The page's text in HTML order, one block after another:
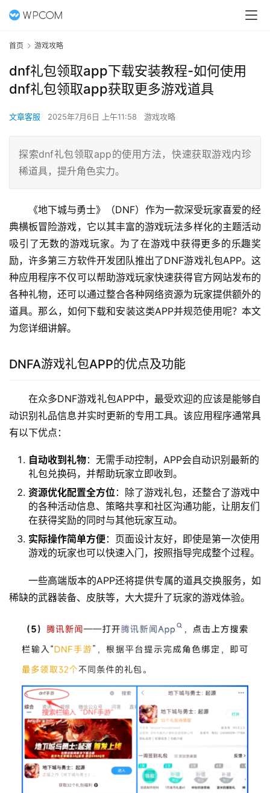
首页 游戏攻略
dnf礼包领取app下载安装教程-如何使用
dnf礼包领取app获取更多游戏道具
文章客服 2025年7月6日 上午11:58 游戏攻略
探索dnf礼包领取app的使用方法，快速获取游戏内珍
稀道具，提升角色实力。
《地下城与勇士》（DNF）作为一款深受玩家喜爱的经
典横板冒险游戏，它以其丰富的游戏玩法多样化的主题活动
吸引了无数的游戏玩家。为了在游戏中获得更多的乐趣奖
励，许多第三方软件开发团队推出了DNF游戏礼包APP。这
种应用程序不仅可以帮助游戏玩家快速获得官方网站发布的
各种礼物，还可以通过整合各种网络资源为玩家提供额外的
道具。那么，如何下载和安装这类APP并规范使用呢？本文
为您详细讲解。
DNFA游戏礼包APP的优点及功能
在众多DNF游戏礼包APP中，最受欢迎的应该是能够自
动识别礼品信息并实时更新的专用工具。该应用程序通常具
有以下优点：
自动收到礼物：无需手动控制，APP会自动识别最新的
礼包兑换码，并帮助玩家立即收到。
资源优化配置全方位：除了游戏礼包，还整合了游戏中
的各种活动信息、策略共享和社区沟通功能，让朋友们
在获得奖励的同时与其他玩家互动。
实际操作简单方便：页面设计友好，即使是第一次使用
游戏的玩家也可以快速入门，按照指导完成整个过程。
一些高端版本的APP还将提供专属的道具交换服务，如
稀缺的武器装备、皮肤等，大大提升了玩家的游戏体验。